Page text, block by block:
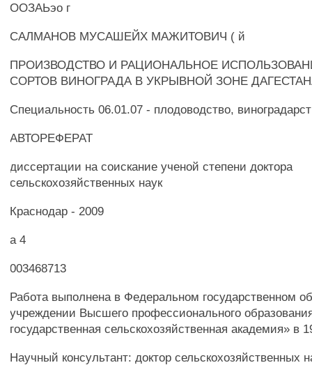
ООЗАЬэо г
САЛМАНОВ МУСАШЕЙХ МАЖИТОВИЧ ( й
ПРОИЗВОДСТВО И РАЦИОНАЛЬНОЕ
СОРТОВ ВИНОГРАДА В УКРЫВНОЙ ЗОНЕ
Специальность 06.01.07 - плодоводство,
АВТОРЕФЕРАТ
диссертации на соискание ученой степени доктора
сельскохозяйственных наук
Краснодар - 2009
а 4
003468713
Работа выполнена в Федеральном государственном
учреждении Высшего профессионального
государственная сельскохозяйственная академия» в
Научный консультант: доктор сельскохозяйственных